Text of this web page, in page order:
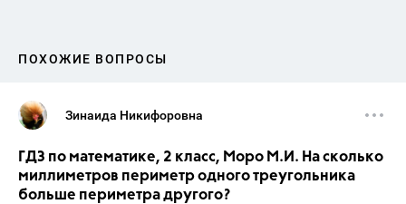
ПОХОЖИЕ ВОПРОСЫ
Зинаида Никифоровна
ГДЗ по математике, 2 класс, Моро М.И. На сколько
миллиметров периметр одного треугольника
больше периметра другого?